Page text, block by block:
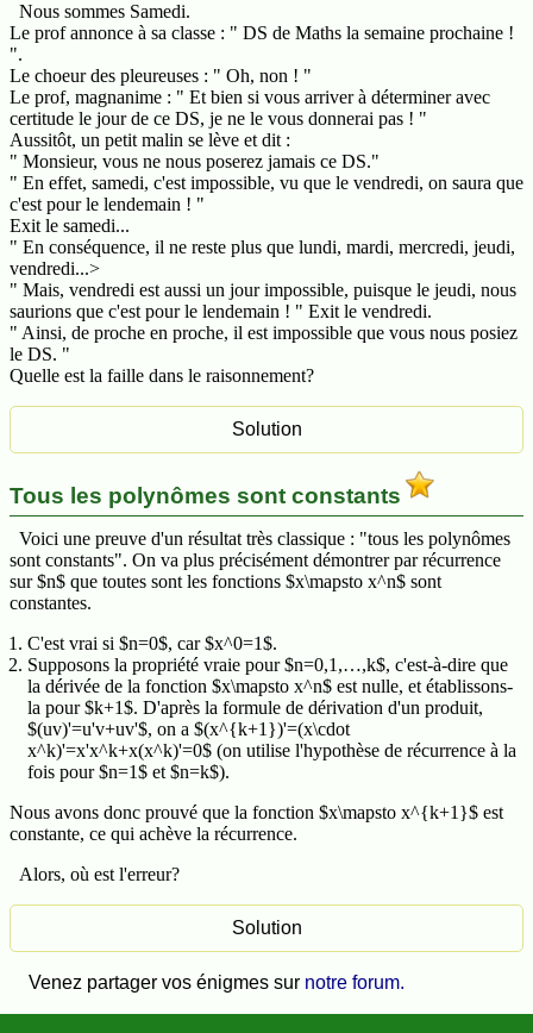
Nous sommes Samedi.
Le prof annonce à sa classe : " DS de Maths la semaine prochaine !
".
Le choeur des pleureuses : " Oh, non ! "
Le prof, magnanime : " Et bien si vous arriver à déterminer avec
certitude le jour de ce DS, je ne le vous donnerai pas ! "
Aussitôt, un petit malin se lève et dit :
" Monsieur, vous ne nous poserez jamais ce DS."
" En effet, samedi, c'est impossible, vu que le vendredi, on saura que
c'est pour le lendemain ! "
Exit le samedi...
" En conséquence, il ne reste plus que lundi, mardi, mercredi, jeudi,
vendredi...>
" Mais, vendredi est aussi un jour impossible, puisque le jeudi, nous
saurions que c'est pour le lendemain ! " Exit le vendredi.
" Ainsi, de proche en proche, il est impossible que vous nous posiez
le DS. "
Quelle est la faille dans le raisonnement?
Tous les polynômes sont constants
Voici une preuve d'un résultat très classique : "tous les polynômes
sont constants". On va plus précisément démontrer par récurrence
sur $n$ que toutes sont les fonctions $x\mapsto x^n$ sont
constantes.
C'est vrai si $n=0$, car $x^0=1$.
Supposons la propriété vraie pour $n=0,1,…,k$, c'est-à-dire que
la dérivée de la fonction $x\mapsto x^n$ est nulle, et établissons-
la pour $k+1$. D'après la formule de dérivation d'un produit,
$(uv)'=u'v+uv'$, on a $(x^{k+1})'=(x\cdot
x^k)'=x'x^k+x(x^k)'=0$ (on utilise l'hypothèse de récurrence à la
fois pour $n=1$ et $n=k$).
Nous avons donc prouvé que la fonction $x\mapsto x^{k+1}$ est
constante, ce qui achève la récurrence.
Alors, où est l'erreur?
Venez partager vos énigmes sur notre forum.